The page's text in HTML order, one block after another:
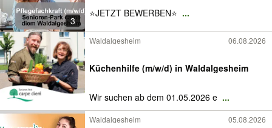
3
⭐️JETZT BEWERBEN⭐️ ...
Waldalgesheim 06.08.2026
Küchenhilfe (m/w/d) in Waldalgesheim
Wir suchen ab dem 01.05.2026 e ...
Waldalgesheim 05.08.2026